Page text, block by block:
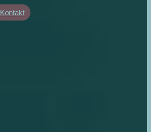
Kontakt